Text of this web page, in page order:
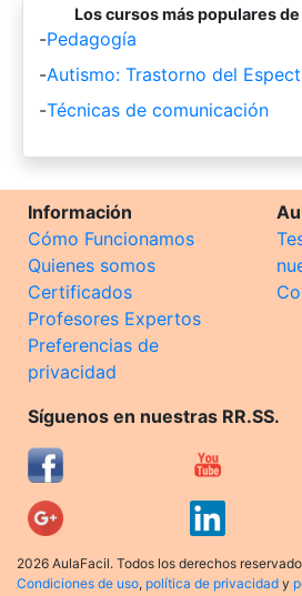
Los cursos más populares
-Pedagogía
-Autismo: Trastorno del
-Técnicas de comunicación
Información
Cómo Funcionamos
Quienes somos
Certificados
Profesores Expertos
Preferencias de
privacidad
Síguenos en nuestras RR.SS.
2026 AulaFacil. Todos los derechos
Condiciones de uso, política de privacidad y